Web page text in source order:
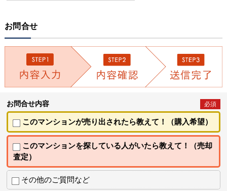
お問合せ
お問合せ内容 必須
このマンションが売り出されたら教えて！（購入希望）
このマンションを探している人がいたら教えて！（売却
査定）
その他のご質問など